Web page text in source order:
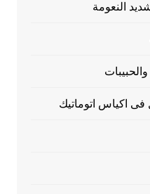
النعومة
فى اكياس اتوماتيك